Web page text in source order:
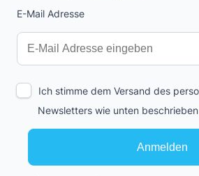
E-Mail Adresse
Interests
Amount
Anmelden
Ich stimme dem Versand des
Newsletters wie unten